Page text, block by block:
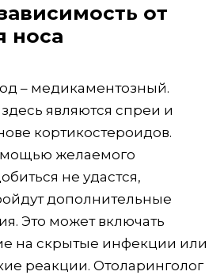
от
носа
– медикаментозный.
являются спреи и
кортикостероидов.
желаемого
не удастся,
дополнительные
Это может включать
на скрытые инфекции или
реакции. Отоларинголог